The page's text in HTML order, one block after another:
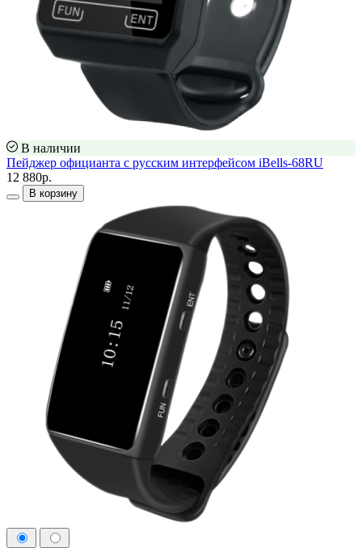
В наличии
Пейджер официанта с русским интерфейсом iBells-68RU
12 880р.
В корзину